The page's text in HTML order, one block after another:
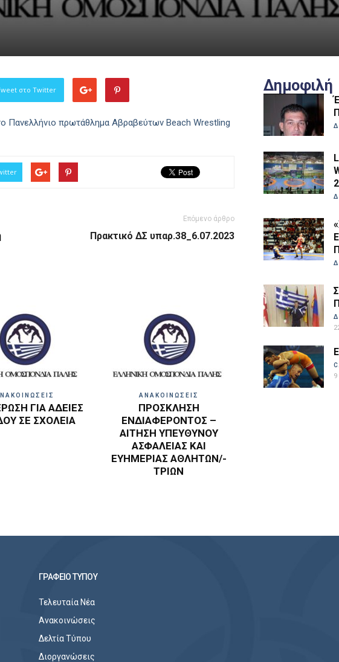
στο Twitter
Πανελλήνιο πρωτάθλημα Αβραβεύτων Beach Wrestling
Επόμενο άρθρο
Πρακτικό ΔΣ υπαρ.38_6.07.2023
ΓΙΑ ΑΔΕΙΕΣ
ΣΕ ΣΧΟΛΕΙΑ
ΑΝΑΚΟΙΝΩΣΕΙΣ
ΠΡΟΣΚΛΗΣΗ
ΕΝΔΙΑΦΕΡΟΝΤΟΣ –
ΑΙΤΗΣΗ ΥΠΕΥΘΥΝΟΥ
ΑΣΦΑΛΕΙΑΣ ΚΑΙ
ΕΥΗΜΕΡΙΑΣ ΑΘΛΗΤΩΝ/-
ΤΡΙΩΝ
Δημοφιλή
9
ΓΡΑΦΕΙΟ ΤΥΠΟΥ
Τελευταία Νέα
Ανακοινώσεις
Δελτία Τύπου
Διοργανώσεις